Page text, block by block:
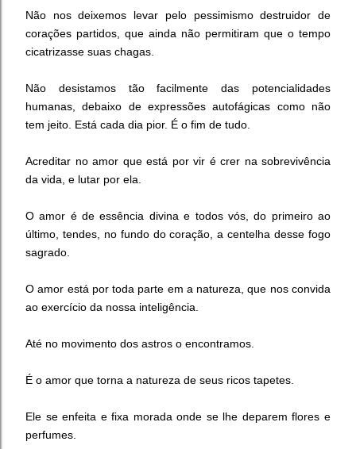
Não nos deixemos levar pelo pessimismo destruidor de
corações partidos, que ainda não permitiram que o tempo
cicatrizasse suas chagas.
Não desistamos tão facilmente das potencialidades
humanas, debaixo de expressões autofágicas como não
tem jeito. Está cada dia pior. É o fim de tudo.
Acreditar no amor que está por vir é crer na sobrevivência
da vida, e lutar por ela.
O amor é de essência divina e todos vós, do primeiro ao
último, tendes, no fundo do coração, a centelha desse fogo
sagrado.
O amor está por toda parte em a natureza, que nos convida
ao exercício da nossa inteligência.
Até no movimento dos astros o encontramos.
É o amor que torna a natureza de seus ricos tapetes.
Ele se enfeita e fixa morada onde se lhe deparem flores e
perfumes.